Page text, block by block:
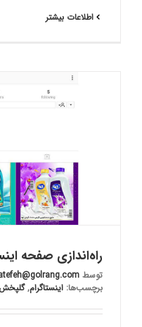
اطلاعات بیشتر
راه‌اندازی صفحه
توسط
برچسب‌ها: اینستاگرام,